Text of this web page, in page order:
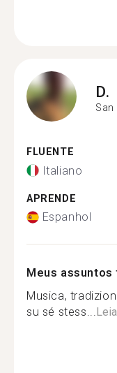
D.
San
FLUENTE
Italiano
APRENDE
Espanhol
Meus
Musica,
su sé stess...